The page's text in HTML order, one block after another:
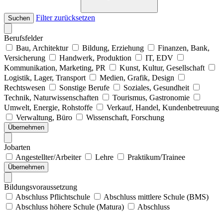
Suchen Filter zurücksetzen
Berufsfelder
Bau, Architektur
Bildung, Erziehung
Finanzen, Bank,
Versicherung
Handwerk, Produktion
IT, EDV
Kommunikation, Marketing, PR
Kunst, Kultur, Gesellschaft
Logistik, Lager, Transport
Medien, Grafik, Design
Rechtswesen
Sonstige Berufe
Soziales, Gesundheit
Technik, Naturwissenschaften
Tourismus, Gastronomie
Umwelt, Energie, Rohstoffe
Verkauf, Handel, Kundenbetreuung
Verwaltung, Büro
Wissenschaft, Forschung
Übernehmen
Jobarten
Angestellter/Arbeiter
Lehre Praktikum/Trainee
Übernehmen
Bildungsvoraussetzung
Abschluss Pflichtschule
Abschluss mittlere Schule (BMS)
Abschluss höhere Schule (Matura)
Abschluss